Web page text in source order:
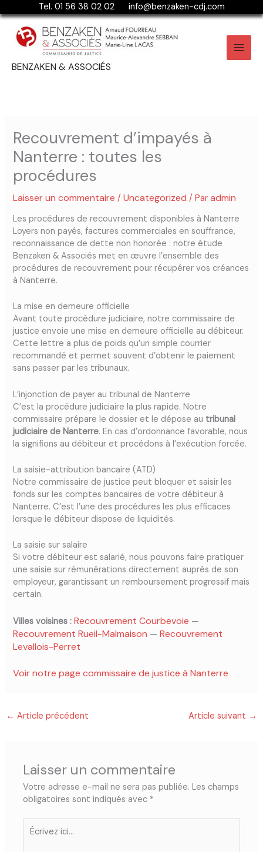
Tel. 01 56 38 02 02 info@benzaken-cdj.com​
au
contenu
BENZAKEN & ASSOCIÉS
Recouvrement d’impayés à
Nanterre : toutes les
procédures
Laisser un commentaire /Uncategorized / Paradmin
Les procédures de recouvrement disponibles à Nanterre
Loyers non payés, factures commerciales en souffrance,
reconnaissance de dette non honorée : notre étude
Benzaken & Associés met en œuvre l’ensemble des
procédures de recouvrement pour récupérer vos créances
à Nanterre.
La mise en demeure officielle
Avant toute procédure judiciaire, notre commissaire de
justice envoie une mise en demeure officielle au débiteur.
Cette lettre a plus de poids qu’un simple courrier
recommandé et permet souvent d’obtenir le paiement
sans passer par les tribunaux.
L’injonction de payer au tribunal de Nanterre
C’est la procédure judiciaire la plus rapide. Notre
commissaire prépare le dossier et le dépose au tribunal
judiciaire de Nanterre. En cas d’ordonnance favorable, nous
la signifions au débiteur et procédons à l’exécution forcée.
La saisie-attribution bancaire (ATD)
Notre commissaire de justice peut bloquer et saisir les
fonds sur les comptes bancaires de votre débiteur à
Nanterre. C’est l’une des procédures les plus efficaces
lorsque le débiteur dispose de liquidités.
La saisie sur salaire
Si votre débiteur est salarié, nous pouvons faire pratiquer
une saisie sur rémunérations directement auprès de son
employeur, garantissant un remboursement progressif mais
certain.
Villes voisines : Recouvrement Courbevoie —
Recouvrement Rueil-Malmaison —Recouvrement
Levallois-Perret
Voir notre page commissaire de justice à Nanterre
← Article précédent Article suivant →
Laisser un commentaire
Votre adresse e-mail ne sera pas publiée. Les champs
obligatoires sont indiqués avec *
Écrivez
ici…